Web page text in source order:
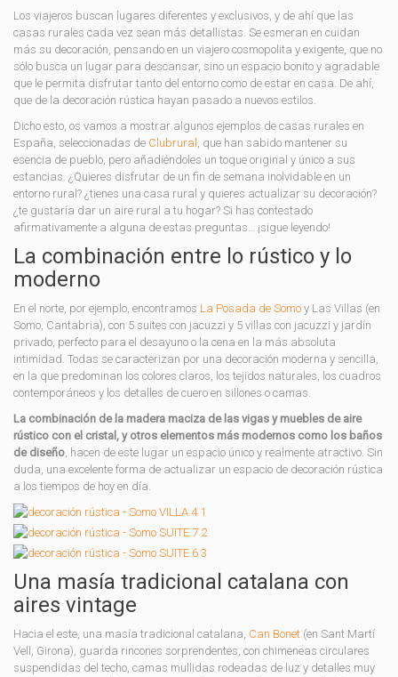
Los viajeros buscan lugares diferentes y exclusivos, y de ahí que las
casas rurales cada vez sean más detallistas. Se esmeran en cuidan
más su decoración, pensando en un viajero cosmopolita y exigente, que no
sólo busca un lugar para descansar, sino un espacio bonito y agradable
que le permita disfrutar tanto del entorno como de estar en casa. De ahí,
que de la decoración rústica hayan pasado a nuevos estilos.
Dicho esto, os vamos a mostrar algunos ejemplos de casas rurales en
España, seleccionadas de Clubrural , que han sabido mantener su
esencia de pueblo, pero añadiéndoles un toque original y único a sus
estancias. ¿Quieres disfrutar de un fin de semana inolvidable en un
entorno rural? ¿tienes una casa rural y quieres actualizar su decoración?
¿te gustaría dar un aire rural a tu hogar? Si has contestado
afirmativamente a alguna de estas preguntas… ¡sigue leyendo!
La combinación entre lo rústico y lo
moderno
En el norte, por ejemplo, encontramos La Posada de Somo y Las Villas (en
Somo, Cantabria), con 5 suites con jacuzzi y 5 villas con jacuzzi y jardín
privado, perfecto para el desayuno o la cena en la más absoluta
intimidad. Todas se caracterizan por una decoración moderna y sencilla,
en la que predominan los colores claros, los tejidos naturales, los cuadros
contemporáneos y los detalles de cuero en sillones o camas.
La combinación de la madera maciza de las vigas y muebles de aire
rústico con el cristal, y otros elementos más modernos como los baños
de diseño, hacen de este lugar un espacio único y realmente atractivo. Sin
duda, una excelente forma de actualizar un espacio de decoración rústica
a los tiempos de hoy en día.
Una masía tradicional catalana con
aires vintage
Hacia el este, una masía tradicional catalana, Can Bonet (en Sant Martí
Vell, Girona), guarda rincones sorprendentes, con chimeneas circulares
suspendidas del techo, camas mullidas rodeadas de luz y detalles muy